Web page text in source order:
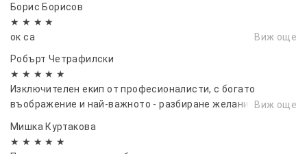
Борис Борисов
★ ★ ★ ★
ок са
Виж още
Робърт Четрафилски
★ ★ ★ ★ ★
Изключителен екип от професионалисти, с богато
въображение и най-важното - разбиране желанието на
Виж още
Мишка Куртакова
★ ★ ★ ★ ★